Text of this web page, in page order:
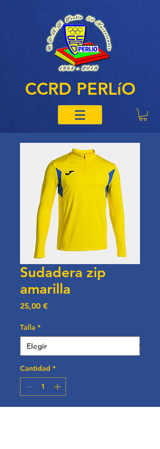
CCRD PERLíO
Sudadera zip
amarilla
25,00 €
Talla *
Cantidad *